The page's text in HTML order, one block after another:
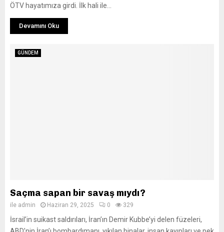
ÖTV hayatımıza girdi. İlk hali ile...
Devamını Oku
GÜNDEM
Saçma sapan bir savaş mıydı?
ile admin Haziran 29, 2025 0 329
İsrail’in suikast saldırıları, İran’ın Demir Kubbe’yi delen füzeleri,